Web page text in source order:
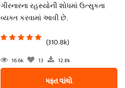
ગીરનારના રહસ્યોની શોધમાં ઉત્સુકતા
વ્યક્ત કરવામાં આવી છે.
(310.8k)
16.6k 13 12.8k
મફત વાંચો